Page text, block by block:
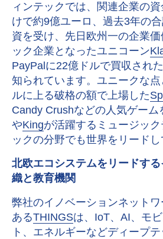
ィンテックでは、関連企業の
けで約9億ユーロ、過去3年の
資を受け、先日欧州一の企業
ック企業となったユニコーン
PayPalに22億ドルで買収された
知られています。ユニークな
ルに上る破格の額で上場した
Candy Crushなどの人気ゲーム
やKingが活躍するミュージッ
ックの分野でも世界をリードし
北欧エコシステムをリードす
織と教育機関
弊社のイノベーションネット
あるTHINGSは、IoT、AI、モ
ト、エネルギーなどディープ